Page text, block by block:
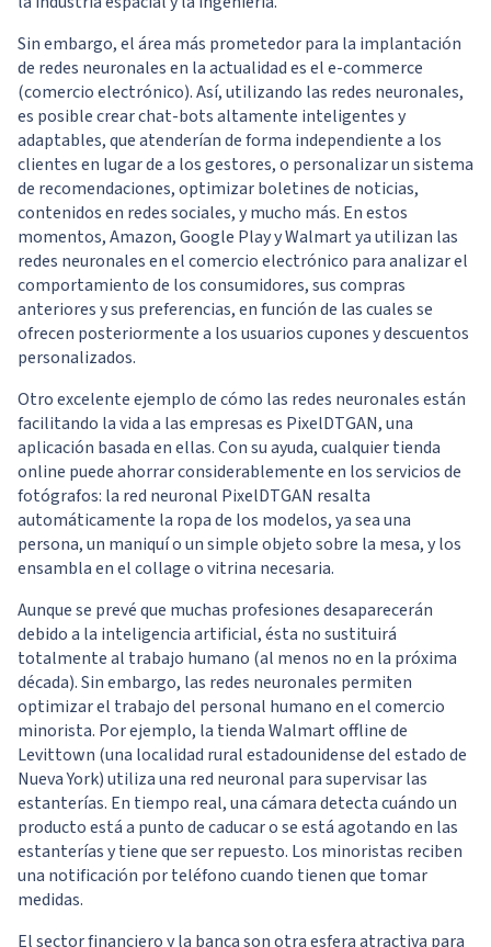
Sin embargo, el área más prometedor para la implantación
de redes neuronales en la actualidad es el e-commerce
(comercio electrónico). Así, utilizando las redes neuronales,
es posible crear chat-bots altamente inteligentes y
adaptables, que atenderían de forma independiente a los
clientes en lugar de a los gestores, o personalizar un sistema
de recomendaciones, optimizar boletines de noticias,
contenidos en redes sociales, y mucho más. En estos
momentos, Amazon, Google Play y Walmart ya utilizan las
redes neuronales en el comercio electrónico para analizar el
comportamiento de los consumidores, sus compras
anteriores y sus preferencias, en función de las cuales se
ofrecen posteriormente a los usuarios cupones y descuentos
personalizados.
Otro excelente ejemplo de cómo las redes neuronales están
facilitando la vida a las empresas es PixelDTGAN, una
aplicación basada en ellas. Con su ayuda, cualquier tienda
online puede ahorrar considerablemente en los servicios de
fotógrafos: la red neuronal PixelDTGAN resalta
automáticamente la ropa de los modelos, ya sea una
persona, un maniquí o un simple objeto sobre la mesa, y los
ensambla en el collage o vitrina necesaria.
Aunque se prevé que muchas profesiones desaparecerán
debido a la inteligencia artificial, ésta no sustituirá
totalmente al trabajo humano (al menos no en la próxima
década). Sin embargo, las redes neuronales permiten
optimizar el trabajo del personal humano en el comercio
minorista. Por ejemplo, la tienda Walmart offline de
Levittown (una localidad rural estadounidense del estado de
Nueva York) utiliza una red neuronal para supervisar las
estanterías. En tiempo real, una cámara detecta cuándo un
producto está a punto de caducar o se está agotando en las
estanterías y tiene que ser repuesto. Los minoristas reciben
una notificación por teléfono cuando tienen que tomar
medidas.
El sector financiero y la banca son otra esfera atractiva para